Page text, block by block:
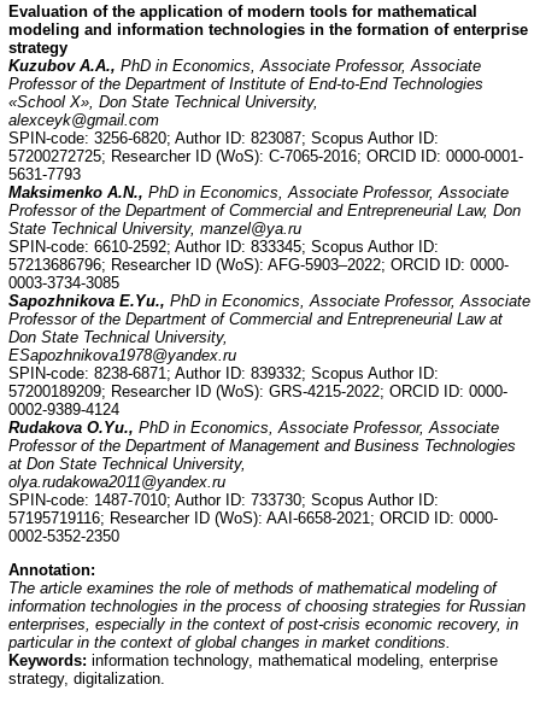
Evaluation of the application of modern tools for mathematical
modeling and information technologies in the formation of enterprise
strategy
Kuzubov A.A., PhD in Economics, Associate Professor, Associate
Professor of the Department of Institute of End-to-End Technologies
«School X», Don State Technical University,
alexceyk@gmail.com
SPIN-code: 3256-6820; Author ID: 823087; Scopus Author ID:
57200272725; Researcher ID (WoS): C-7065-2016; ORCID ID: 0000-0001-
5631-7793
Maksimenko A.N., PhD in Economics, Associate Professor, Associate
Professor of the Department of Commercial and Entrepreneurial Law, Don
State Technical University, manzel@ya.ru
SPIN-code: 6610-2592; Author ID: 833345; Scopus Author ID:
57213686796; Researcher ID (WoS): AFG-5903–2022; ORCID ID: 0000-
0003-3734-3085
Sapozhnikova E.Yu., PhD in Economics, Associate Professor, Associate
Professor of the Department of Commercial and Entrepreneurial Law at
Don State Technical University,
ESapozhnikova1978@yandex.ru
SPIN-code: 8238-6871; Author ID: 839332; Scopus Author ID:
57200189209; Researcher ID (WoS): GRS-4215-2022; ORCID ID: 0000-
0002-9389-4124
Rudakova O.Yu., PhD in Economics, Associate Professor, Associate
Professor of the Department of Management and Business Technologies
at Don State Technical University,
olya.rudakowa2011@yandex.ru
SPIN-code: 1487-7010; Author ID: 733730; Scopus Author ID:
57195719116; Researcher ID (WoS): AAI-6658-2021; ORCID ID: 0000-
0002-5352-2350
Annotation:
The article examines the role of methods of mathematical modeling of
information technologies in the process of choosing strategies for Russian
enterprises, especially in the context of post-crisis economic recovery, in
particular in the context of global changes in market conditions.
Keywords: information technology, mathematical modeling, enterprise
strategy, digitalization.